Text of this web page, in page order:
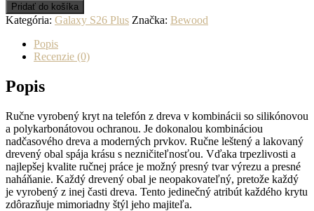
kryt
na
mobil
Samsung
Galaxy
S26
Plus
Limba
Pridať do košíka
Kategória: Galaxy S26 Plus Značka: Bewood
Popis
Recenzie (0)
Popis
Ručne vyrobený kryt na telefón z dreva v kombinácii so silikónovou
a polykarbonátovou ochranou. Je dokonalou kombináciou
nadčasového dreva a moderných prvkov. Ručne leštený a lakovaný
drevený obal spája krásu s nezničiteľnosťou. Vďaka trpezlivosti a
najlepšej kvalite ručnej práce je možný presný tvar výrezu a presné
naháňanie. Každý drevený obal je neopakovateľný, pretože každý
je vyrobený z inej časti dreva. Tento jedinečný atribút každého krytu
zdôrazňuje mimoriadny štýl jeho majiteľa.